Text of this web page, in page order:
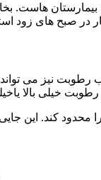
بیمارستان هاست.
صبح های زود
محدود کند. این